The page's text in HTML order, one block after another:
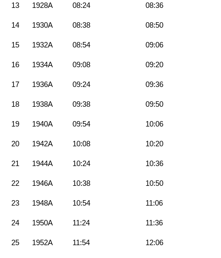
13 1928A 08:24 08:36
14 1930A 08:38 08:50
15 1932A 08:54 09:06
16 1934A 09:08 09:20
17 1936A 09:24 09:36
18 1938A 09:38 09:50
19 1940A 09:54 10:06
20 1942A 10:08 10:20
21 1944A 10:24 10:36
22 1946A 10:38 10:50
23 1948A 10:54 11:06
24 1950A 11:24 11:36
25 1952A 11:54 12:06